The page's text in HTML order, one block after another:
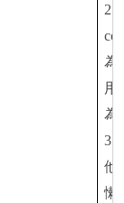
2.
為
用
為
3.
他
懶